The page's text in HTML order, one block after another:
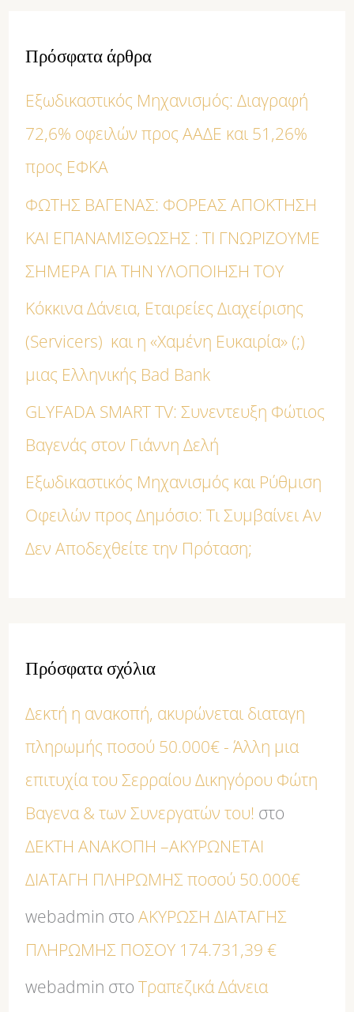
ή
τ
η
σ
η
γ
ι
α
:
Πρόσφατα άρθρα
Εξωδικαστικός Μηχανισμός: Διαγραφή
72,6% οφειλών προς ΑΑΔΕ και 51,26%
προς ΕΦΚΑ
ΦΩΤΗΣ ΒΑΓΕΝΑΣ: ΦΟΡΕΑΣ ΑΠΟΚΤΗΣΗ
ΚΑΙ ΕΠΑΝΑΜΙΣΘΩΣΗΣ : ΤΙ ΓΝΩΡΙΖΟΥΜΕ
ΣΗΜΕΡΑ ΓΙΑ ΤΗΝ ΥΛΟΠΟΙΗΣΗ ΤΟΥ
Κόκκινα Δάνεια, Εταιρείες Διαχείρισης
(Servicers) και η «Χαμένη Ευκαιρία» (;)
μιας Ελληνικής Bad Bank
GLYFADA SMART TV: Συνεντευξη Φώτιος
Βαγενάς στον Γιάννη Δελή
Εξωδικαστικός Μηχανισμός και Ρύθμιση
Οφειλών προς Δημόσιο: Τι Συμβαίνει Αν
Δεν Αποδεχθείτε την Πρόταση;
Πρόσφατα σχόλια
Δεκτή η ανακοπή, ακυρώνεται διαταγη
πληρωμής ποσού 50.000€ - Άλλη μια
επιτυχία του Σερραίου Δικηγόρου Φώτη
Βαγενα & των Συνεργατών του! στο
ΔΕΚΤΗ ΑΝΑΚΟΠΗ –ΑΚΥΡΩΝΕΤΑΙ
ΔΙΑΤΑΓΗ ΠΛΗΡΩΜΗΣ ποσού 50.000€
webadmin στοΑΚΥΡΩΣΗ ΔΙΑΤΑΓΗΣ
ΠΛΗΡΩΜΗΣ ΠΟΣΟΥ 174.731,39 €
webadmin στοΤραπεζικά Δάνεια